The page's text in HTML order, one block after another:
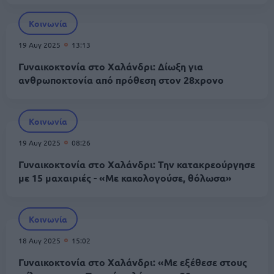
Κοινωνία
19 Αυγ 2025 13:13
Γυναικοκτονία στο Χαλάνδρι: Δίωξη για
ανθρωποκτονία από πρόθεση στον 28χρονο
Κοινωνία
19 Αυγ 2025 08:26
Γυναικοκτονία στο Χαλάνδρι: Την κατακρεούργησε
με 15 μαχαιριές - «Με κακολογούσε, θόλωσα»
Κοινωνία
18 Αυγ 2025 15:02
Γυναικοκτονία στο Χαλάνδρι: «Με εξέθεσε στους